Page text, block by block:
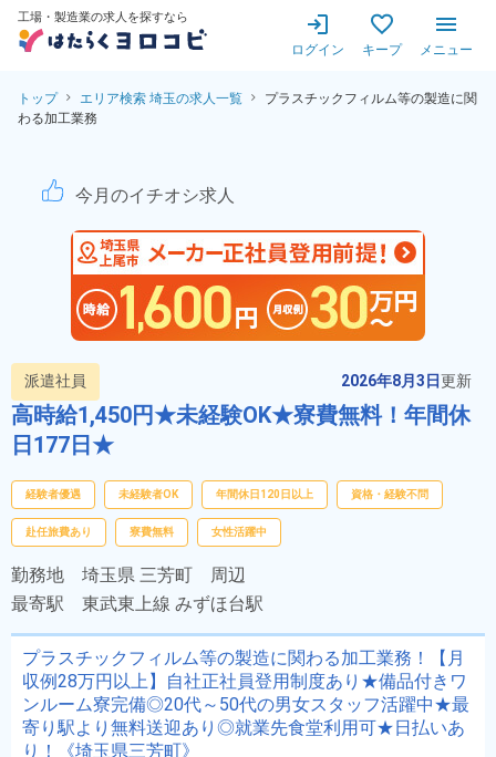
工場・製造業の求人を探すなら
ログイン キープ メニュー
トップ エリア検索 埼玉の求人一覧
プラスチックフィルム等の製造に関
わる加工業務
プラスチックフィルム等の
今月のイチオシ求人
派遣社員 2026年8月3日更新
高時給1,450円★未経験OK★寮費無料！年間休
日177日★
経験者優遇 未経験者OK 年間休日120日以上 資格・経験不問
赴任旅費あり 寮費無料 女性活躍中
勤務地 埼玉県 三芳町 周辺
最寄駅 東武東上線 みずほ台駅
プラスチックフィルム等の製造に関わる加工業務！【月
収例28万円以上】自社正社員登用制度あり★備品付きワ
ンルーム寮完備◎20代～50代の男女スタッフ活躍中★最
寄り駅より無料送迎あり◎就業先食堂利用可★日払いあ
り！《埼玉県三芳町》